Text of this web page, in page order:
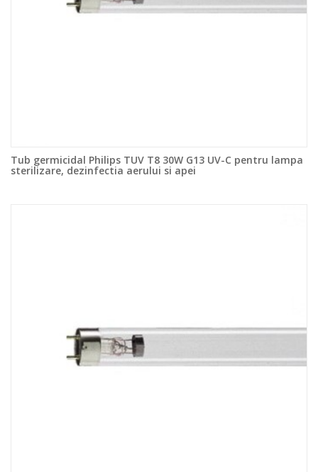
Tub germicidal Philips TUV T8 30W G13 UV-C pentru lampa
sterilizare, dezinfectia aerului si apei